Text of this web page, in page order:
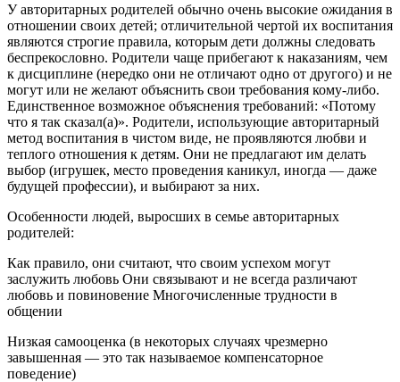
У авторитарных родителей обычно очень высокие ожидания в
отношении своих детей; отличительной чертой их воспитания
являются строгие правила, которым дети должны следовать
беспрекословно. Родители чаще прибегают к наказаниям, чем
к дисциплине (нередко они не отличают одно от другого) и не
могут или не желают объяснить свои требования кому-либо.
Единственное возможное объяснения требований: «Потому
что я так сказал(а)». Родители, использующие авторитарный
метод воспитания в чистом виде, не проявляются любви и
теплого отношения к детям. Они не предлагают им делать
выбор (игрушек, место проведения каникул, иногда — даже
будущей профессии), и выбирают за них.
Особенности людей, выросших в семье авторитарных
родителей:
Как правило, они считают, что своим успехом могут
заслужить любовь Они связывают и не всегда различают
любовь и повиновение Многочисленные трудности в
общении
Низкая самооценка (в некоторых случаях чрезмерно
завышенная — это так называемое компенсаторное
поведение)